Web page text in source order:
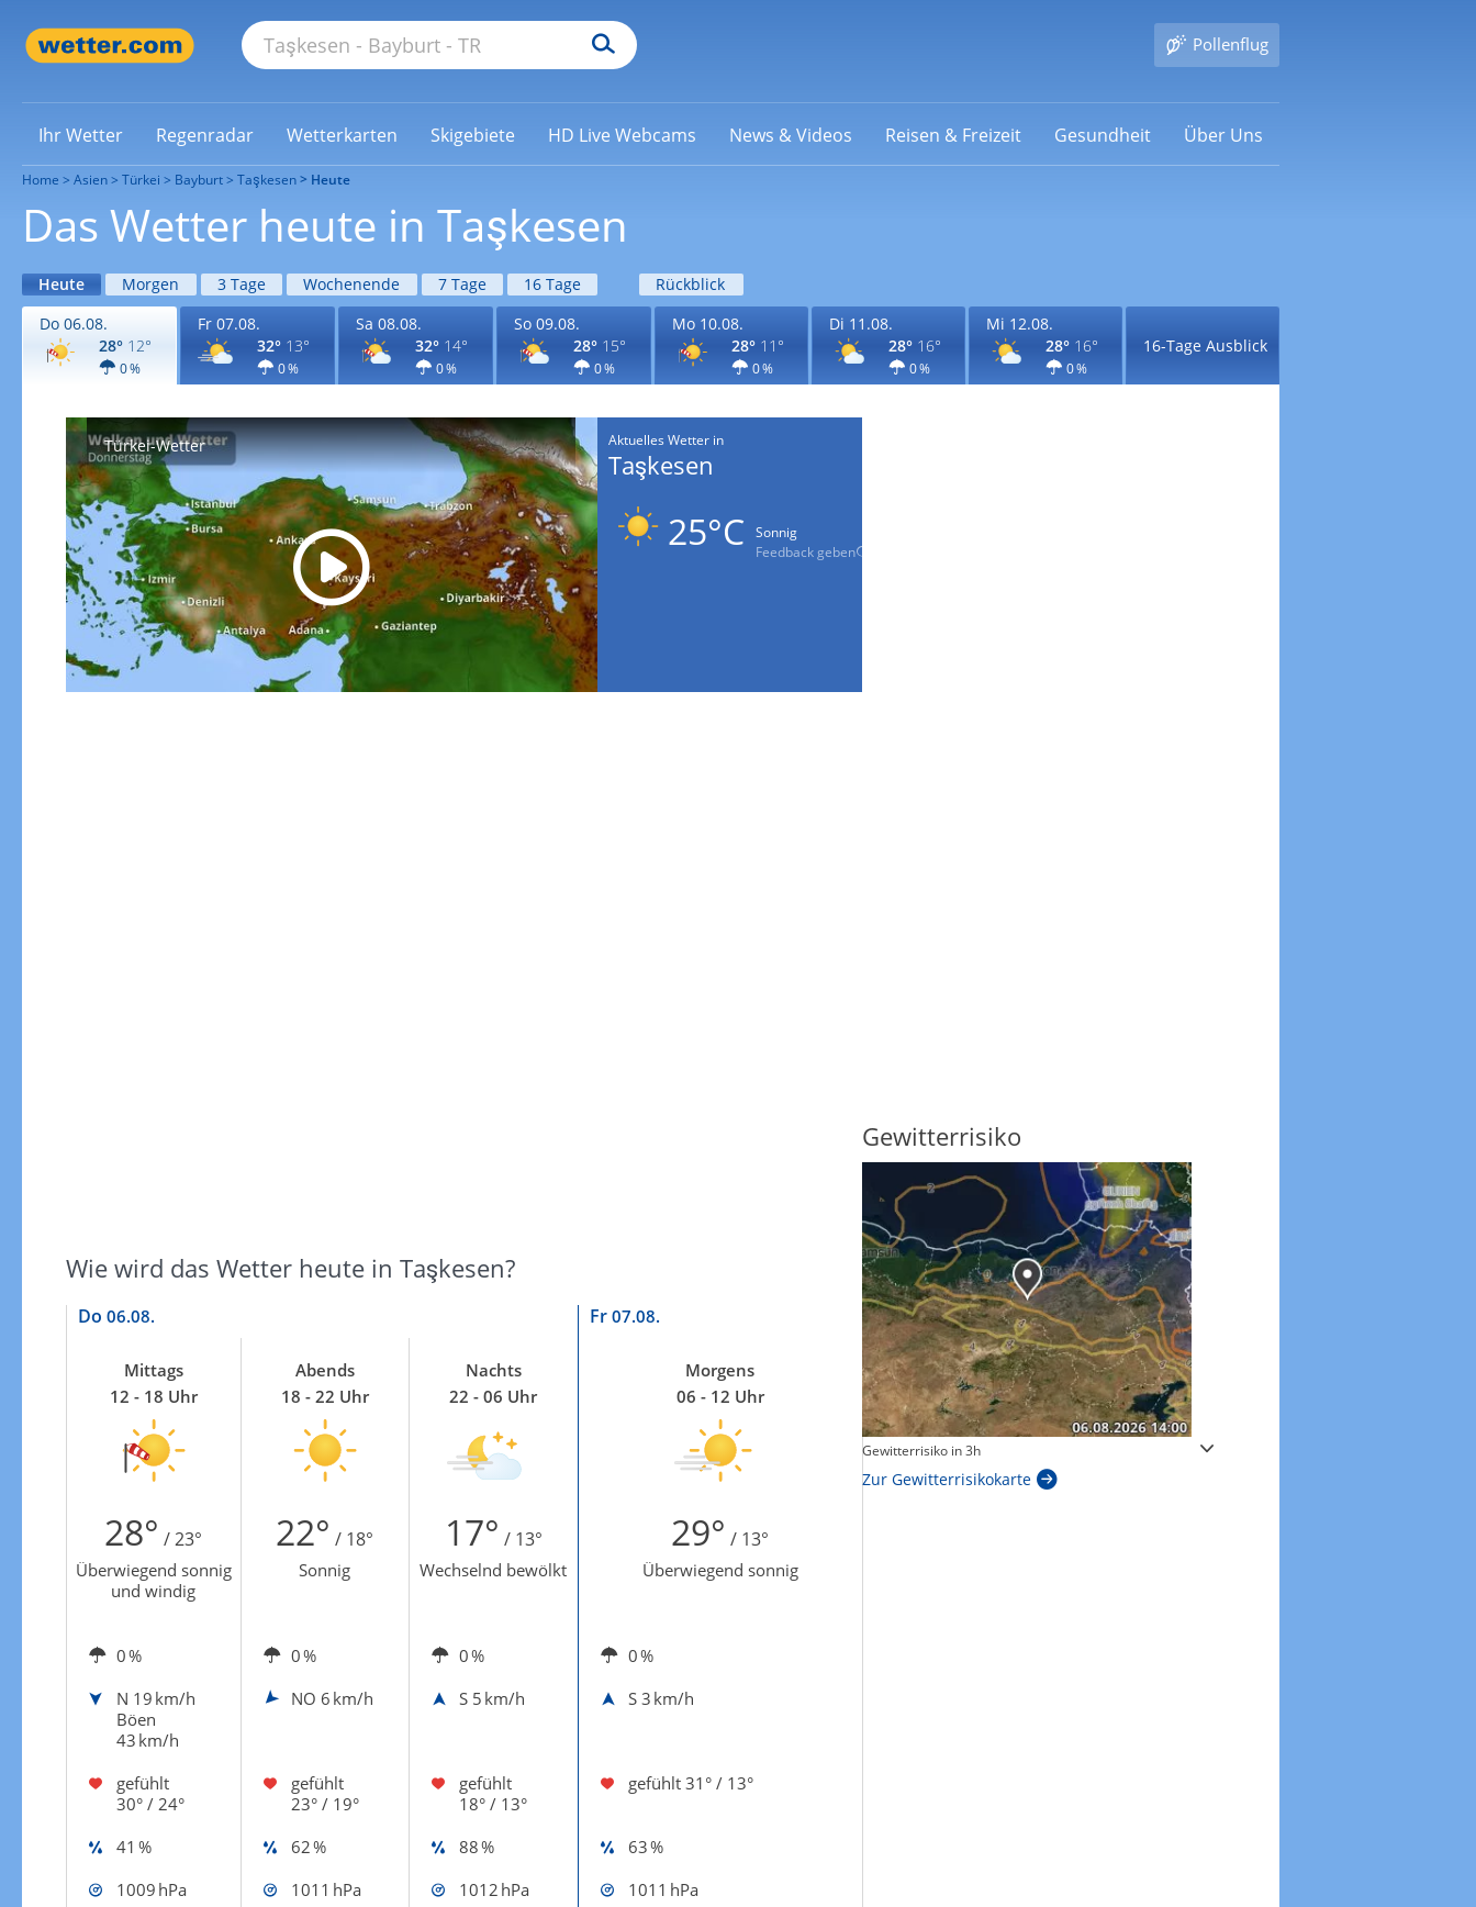
Pollenflug
Ihr Wetter Regenradar Wetterkarten Skigebiete HD Live Webcams News & Videos Reisen & Freizeit Gesundheit Über Uns
Home Asien Türkei Bayburt Taşkesen Heute
Das Wetter heute in Taşkesen
Heute Morgen 3 Tage Wochenende 7 Tage 16 Tage
Rückblick
Do 06.08.
28° 12°
0 %
Fr 07.08.
32° 13°
0 %
Sa 08.08.
32° 14°
0 %
So 09.08.
28° 15°
0 %
Mo 10.08.
28° 11°
0 %
Di 11.08.
28° 16°
0 %
Mi 12.08.
28° 16°
0 %
16-Tage Ausblick
Türkei-Wetter Aktuelles Wetter in
Taşkesen
25°C
Sonnig
Feedback geben
Wie wird das Wetter heute in Taşkesen?
Do 06.08. Fr 07.08.
Mittags
12 - 18 Uhr
Abends
18 - 22 Uhr
Nachts
22 - 06 Uhr
Morgens
06 - 12 Uhr
28° / 23° 22° / 18° 17° / 13° 29° / 13°
Überwiegend sonnig
und windig
Sonnig Wechselnd bewölkt Überwiegend sonnig
0 % 0 % 0 %
0 %
N 19 km/h
Böen
43 km/h
NO 6 km/h S 5 km/h S 3 km/h
gefühlt
30° / 24°
gefühlt
23° / 19°
gefühlt
18° / 13°
gefühlt 31° / 13°
41 % 62 % 88 %
63 %
1009 hPa
1011 hPa 1012 hPa 1011 hPa
Windgeschwindigkeiten in 3h
Zur Windgeschwindigkeitenkarte
Sonnenschein heute
Zur Sonnenscheindauerkarte
Gewitterrisiko
Gewitterrisiko in 3h
Zur Gewitterrisikokarte
Windböen heute